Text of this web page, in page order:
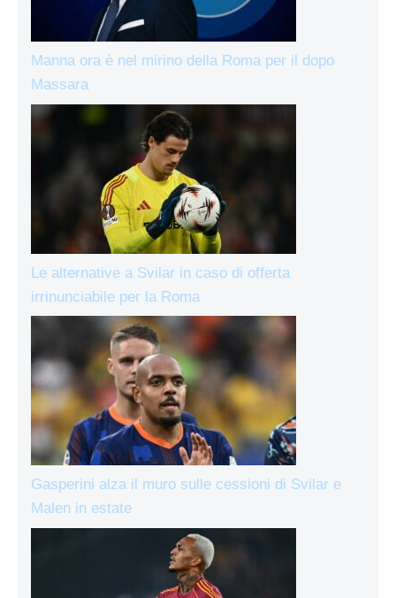
Manna ora è nel mirino della Roma per il dopo
Massara
Le alternative a Svilar in caso di offerta
irrinunciabile per la Roma
Gasperini alza il muro sulle cessioni di Svilar e
Malen in estate